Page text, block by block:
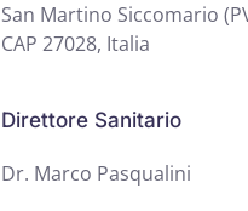
San Martino Siccomario
CAP 27028, Italia
Direttore Sanitario
Dr. Marco Pasqualini